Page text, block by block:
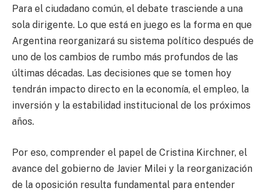
Para el ciudadano común, el debate trasciende a una
sola dirigente. Lo que está en juego es la forma en que
Argentina reorganizará su sistema político después de
uno de los cambios de rumbo más profundos de las
últimas décadas. Las decisiones que se tomen hoy
tendrán impacto directo en la economía, el empleo, la
inversión y la estabilidad institucional de los próximos
años.
Por eso, comprender el papel de Cristina Kirchner, el
avance del gobierno de Javier Milei y la reorganización
de la oposición resulta fundamental para entender